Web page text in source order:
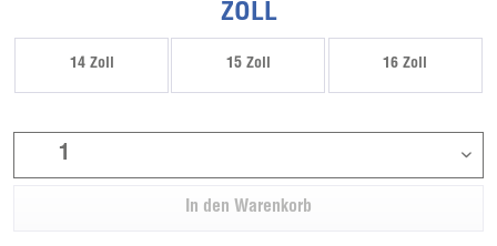
ZOLL
14 Zoll 15 Zoll 16 Zoll
In den Warenkorb